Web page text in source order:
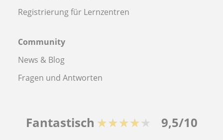
Registrierung für Lernzentren
Community
News & Blog
Fragen und Antworten
Fantastisch ★★★★★ 9,5/10